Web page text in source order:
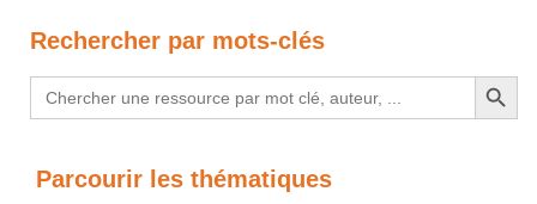
Rechercher par mots-clés
Search
for:
Search Button
Parcourir les thématiques